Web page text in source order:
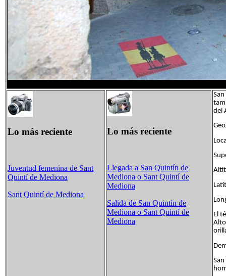
Lo más reciente
Juventud femenina de Sant
Quintí de Mediona
Sant Quintí de Mediona
Lo más reciente
Llegada a San Quintín de
Mediona o Sant Quintí de
Mediona
Salida de San Quintín de
Mediona o Sant Quintí de
Mediona
del
El